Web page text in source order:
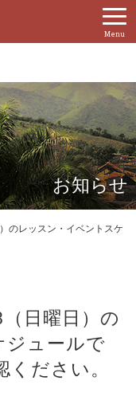
お知らせ
のレッスン・イベントスケ
日曜日）の
ジュールで
ださい。